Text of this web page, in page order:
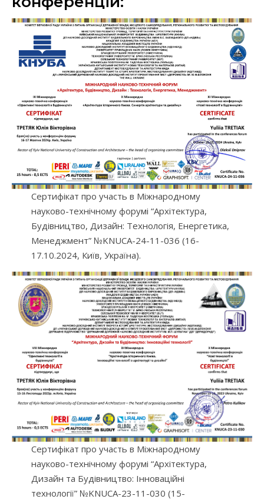
Сертифікат про участь в Міжнародному
науково-технічному форумі “Архітектура,
Будівництво, Дизайн: Технологія, Енергетика,
Менеджмент” №KNUCA-24-11-036 (16-
17.10.2024, Київ, Україна).
Сертифікат про участь в Міжнародному
науково-технічному форумі “Архітектура,
Дизайн та Будівництво: Інноваційні
технології” №KNUCA-23-11-030 (15-